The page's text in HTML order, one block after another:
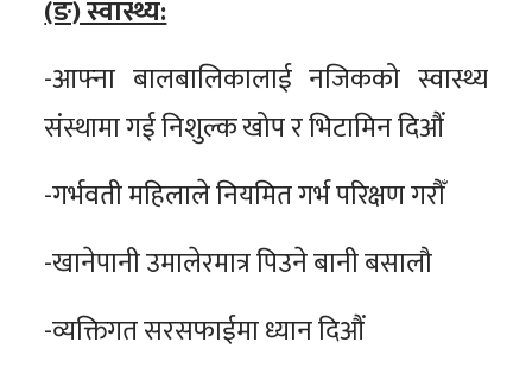
(ङ) स्वास्थ्य:
-आफ्ना बालबालिकालाई नजिकको स्वास्थ्य
संस्थामा गई निशुल्क खोप र भिटामिन दिऔं
-गर्भवती महिलाले नियमित गर्भ परिक्षण गरौँ
-खानेपानी उमालेरमात्र पिउने बानी बसालौ
-व्यक्तिगत सरसफाईमा ध्यान दिऔं